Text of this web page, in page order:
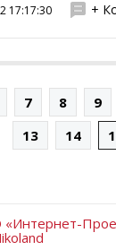
17:17:30 +
7 8 9
13
14
«Интернет-